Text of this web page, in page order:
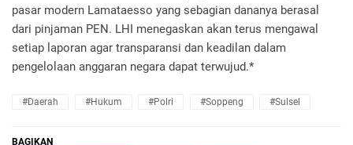
pasar modern Lamataesso yang sebagian dananya berasal
dari pinjaman PEN. LHI menegaskan akan terus mengawal
setiap laporan agar transparansi dan keadilan dalam
pengelolaan anggaran negara dapat terwujud.*
#Daerah #Hukum #Polri #Soppeng #Sulsel
BAGIKAN